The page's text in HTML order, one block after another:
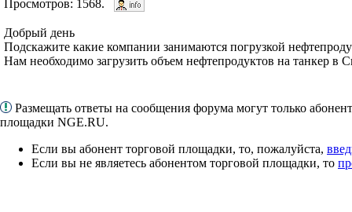
Просмотров: 1568.
Добрый день
Подскажите какие компании занимаются погрузкой
Нам необходимо загрузить объем нефтепродуктов на танкер в
Размещать ответы на сообщения форума могут только
площадки NGE.RU.
Если вы абонент торговой площадки, то, пожалуйста,
Если вы не являетесь абонентом торговой площадки, то